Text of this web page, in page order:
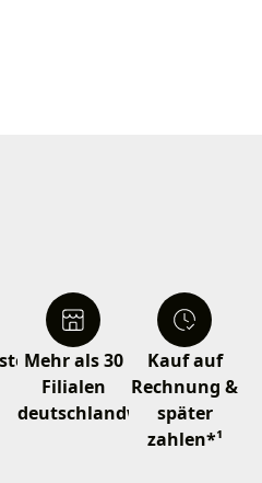
Mehr als 30
Filialen
deutschlandweit
Kauf auf
Rechnung &
später
zahlen*¹